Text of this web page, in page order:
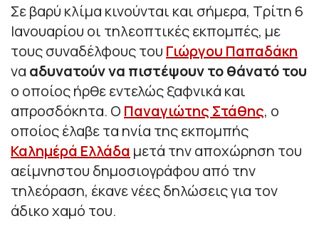
Σε βαρύ κλίμα κινούνται και σήμερα, Τρίτη 6
Ιανουαρίου οι τηλεοπτικές εκπομπές, με
τους συναδέλφους του Γιώργου Παπαδάκη
να αδυνατούν να πιστέψουν το θάνατό του
ο οποίος ήρθε εντελώς ξαφνικά και
απροσδόκητα. Ο Παναγιώτης Στάθης, ο
οποίος έλαβε τα ηνία της εκπομπής
Καλημέρά Ελλάδα μετά την αποχώρηση του
αείμνηστου δημοσιογράφου από την
τηλεόραση, έκανε νέες δηλώσεις για τον
άδικο χαμό του.